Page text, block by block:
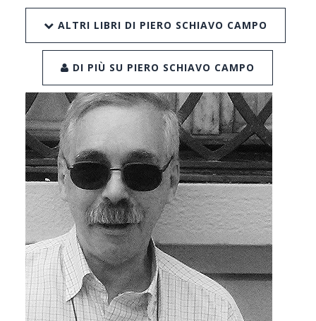
ALTRI LIBRI DI PIERO SCHIAVO CAMPO
DI PIÙ SU PIERO SCHIAVO CAMPO